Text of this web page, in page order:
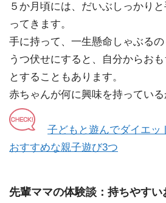
５か月頃には、だいぶしっかり
ってきます。
手に持って、 一生懸命しゃぶるの
うつ伏せにすると、自分からお
とすることもあります。
赤ちゃんが何に興味を持ってい
子どもと遊んでダイエッ
おすすめな親子遊び3つ
先輩ママの体験談：持ちやす